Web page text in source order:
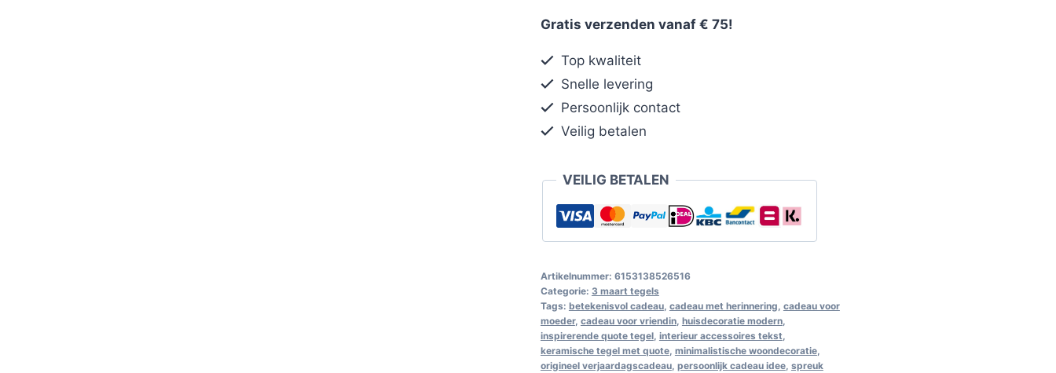
Gratis verzenden vanaf € 75!
Top kwaliteit
Snelle levering
Persoonlijk contact
Veilig betalen
VEILIG BETALEN
Artikelnummer: 6153138526516
Categorie: 3 maart tegels
Tags: betekenisvol cadeau, cadeau met herinnering cadeau voor
moeder, cadeau voor vriendin, huisdecoratie modern,
inspirerende quote tegel, interieur accessoires tekst
keramische tegel met quote, minimalistische woondecoratie,
origineel verjaardagscadeau, persoonlijk cadeau idee, spreuk